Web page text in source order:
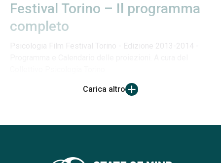
Festival Torino – Il programma
completo
Psicologia Film Festival Torino - Edizione 2013-2014 -
Carica altro